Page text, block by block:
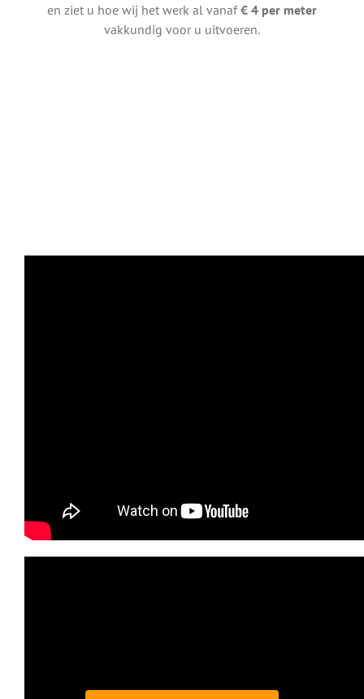
en ziet u hoe wij het werk al vanaf€ 4 per meter
vakkundig voor u uitvoeren.